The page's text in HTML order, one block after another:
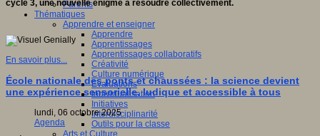
Parents
Thématiques
Apprendre et enseigner
Apprendre
Apprentissages
Apprentissages collaboratifs
Créativité
Culture numérique
Evaluations
Individualisation
Initiatives
Interdisciplinarité
Outils pour la classe
Arts et Culture
cycle 3, une nouvelle énigme à résoudre collectivement.
En savoir plus...
École nationale des ponts et chaussées : la science devient
une expérience sensorielle, ludique et accessible à tous
lundi, 06 octobre 2025
Agenda